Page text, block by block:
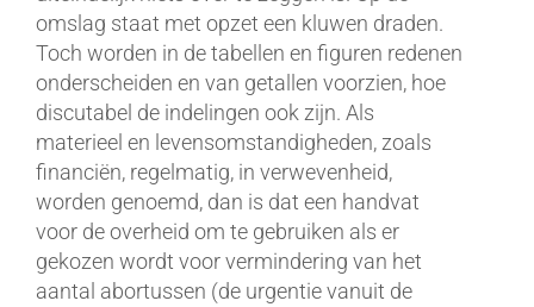
omslag staat met opzet een kluwen draden.
Toch worden in de tabellen en figuren redenen
onderscheiden en van getallen voorzien, hoe
discutabel de indelingen ook zijn. Als
materieel en levensomstandigheden, zoals
financiën, regelmatig, in verwevenheid,
worden genoemd, dan is dat een handvat
voor de overheid om te gebruiken als er
gekozen wordt voor vermindering van het
aantal abortussen (de urgentie vanuit de